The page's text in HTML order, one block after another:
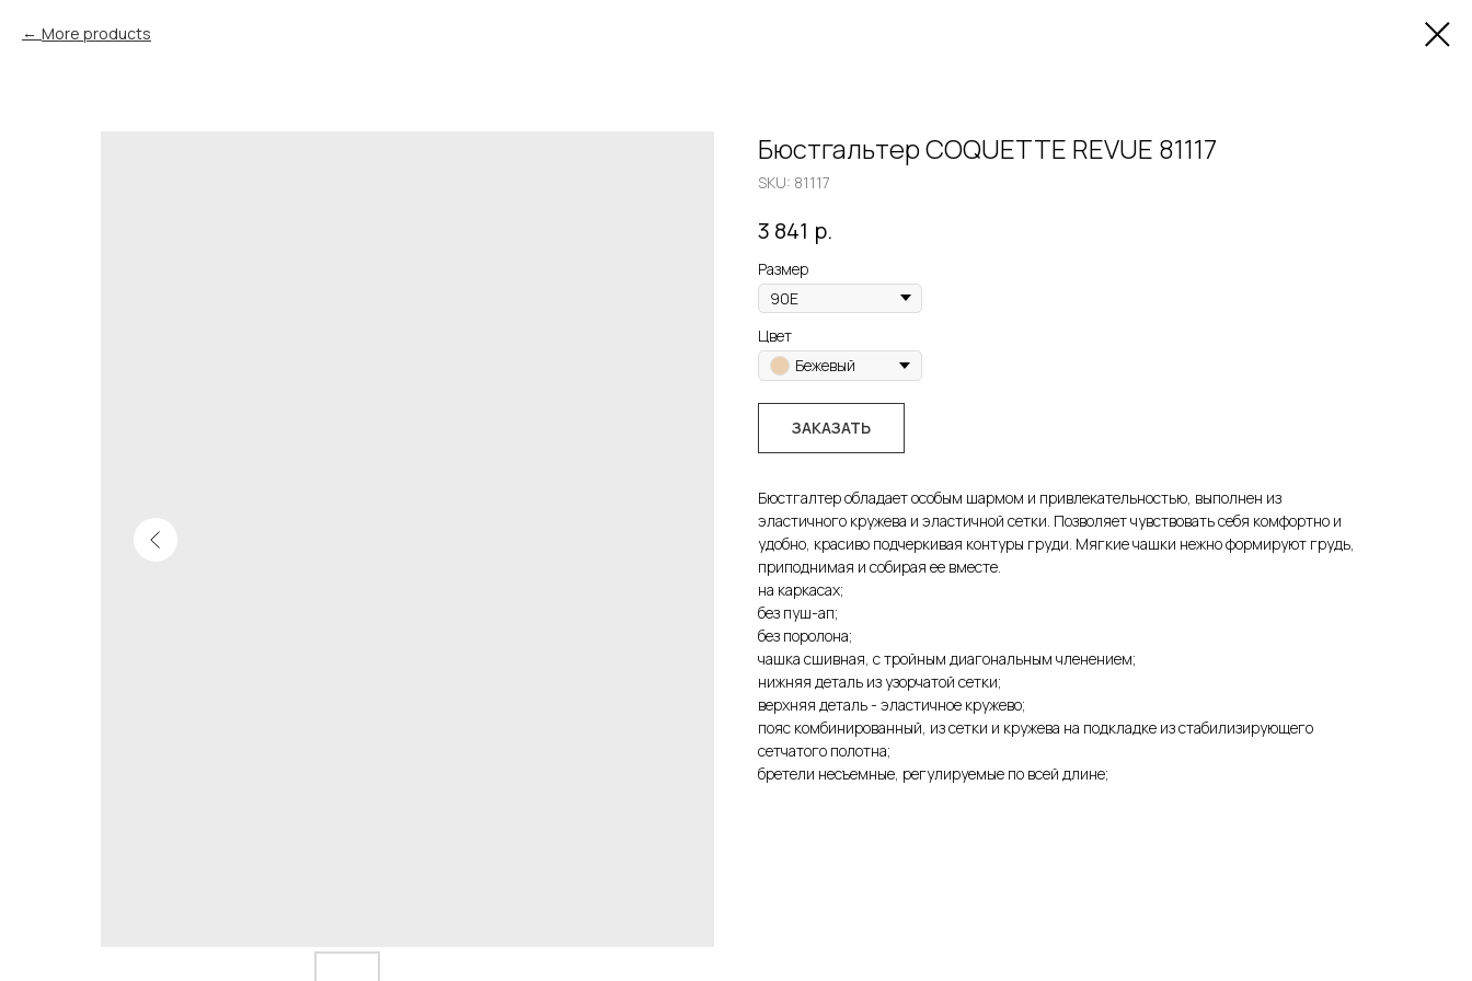
More products
Бюстгальтер COQUETTE REVUE 81117
SKU: 81117
3 841 р.
Размер
Цвет
Бежевый
ЗАКАЗАТЬ
Бюстгалтер обладает особым шармом и привлекательностью, выполнен из
эластичного кружева и эластичной сетки. Позволяет чувствовать себя комфортно и
удобно, красиво подчеркивая контуры груди. Мягкие чашки нежно формируют грудь,
приподнимая и собирая ее вместе.
на каркасах;
без пуш-ап;
без поролона;
чашка сшивная, с тройным диагональным членением;
нижняя деталь из узорчатой сетки;
верхняя деталь - эластичное кружево;
пояс комбинированный, из сетки и кружева на подкладке из стабилизирующего
сетчатого полотна;
бретели несъемные, регулируемые по всей длине;